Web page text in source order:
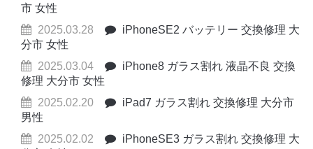
市 女性
2025.03.28
iPhoneSE2 バッテリー 交換修理 大
分市 女性
2025.03.04
iPhone8 ガラス割れ 液晶不良 交換
修理 大分市 女性
2025.02.20
iPad7 ガラス割れ 交換修理 大分市
男性
2025.02.02
iPhoneSE3 ガラス割れ 交換修理 大